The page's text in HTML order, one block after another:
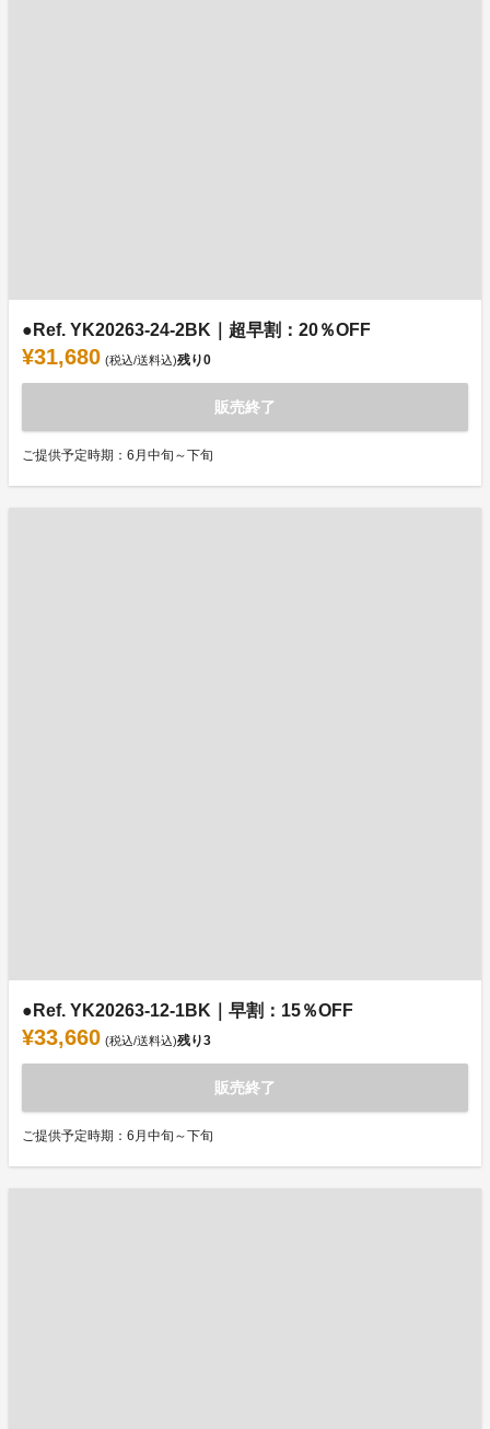
●Ref. YK20263-24-2BK｜超早割：20％OFF
¥31,680 (税込/送料込)残り0
販売終了
ご提供予定時期：6月中旬～下旬
●Ref. YK20263-12-1BK｜早割：15％OFF
¥33,660 (税込/送料込)残り3
販売終了
ご提供予定時期：6月中旬～下旬